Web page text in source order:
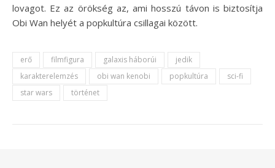
lovagot. Ez az örökség az, ami hosszú távon is biztosítja
Obi Wan helyét a popkultúra csillagai között.
erő filmfigura galaxis háborúi
jedik
karakterelemzés
obi wan kenobi popkultúra
sci-fi
star wars
történet